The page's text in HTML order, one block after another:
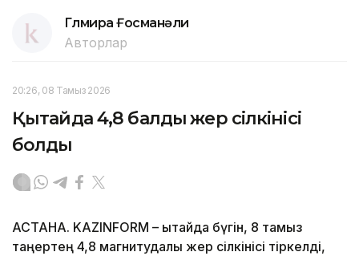
Гүлмира Ғосманәли
Авторлар
20:26, 08 Тамыз 2026
Қытайда 4,8 балдық жер сілкінісі
болды
АСТАНА. KAZINFORM – Қытайда бүгін, 8 тамыз
таңертең 4,8 магнитудалы жер сілкінісі тіркелді,